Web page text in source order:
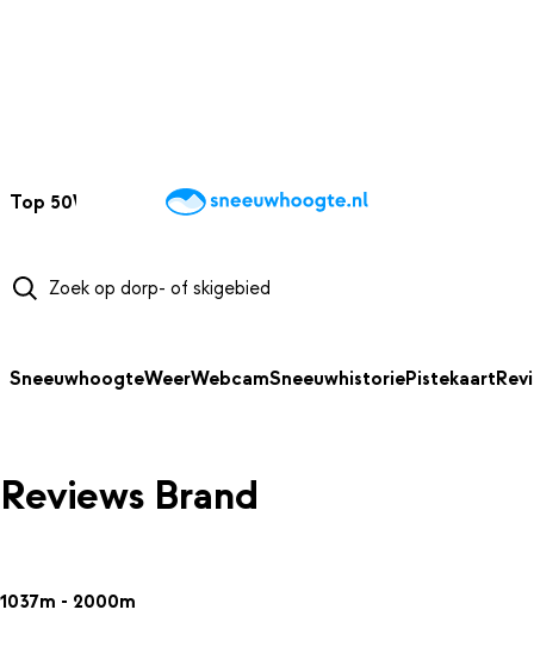
Top 50Webcams WintersportweerKaarten
SneeuwhoogteWeerWebcamSneeuwhistoriePistekaart
Reviews Brand
1037m - 2000m